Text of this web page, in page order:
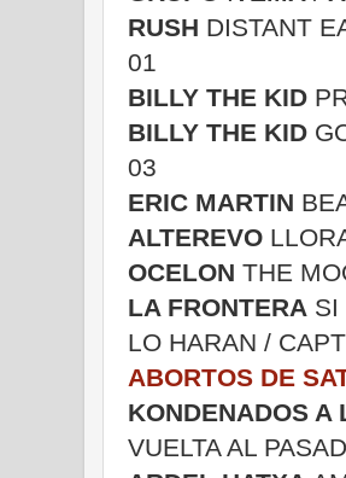
RUSH DISTANT
01
BILLY THE KID
BILLY THE KID
03
ERIC MARTIN
ALTEREVO
OCELON THE
LA FRONTERA SI
LO HARAN /
ABORTOS DE
KONDENADOS A
VUELTA AL